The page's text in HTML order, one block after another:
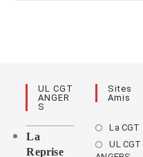
UL CGT
ANGER
S
La
Reprise
Sites
Amis
La CGT
UL CGT